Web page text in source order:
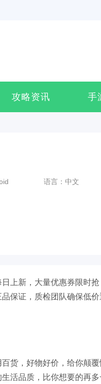
攻略资讯 手
语言：中文
上新，大量优惠券限时
保证，质检团队确保低
货，好物好价，给你颠
活品质，比你想要的再多